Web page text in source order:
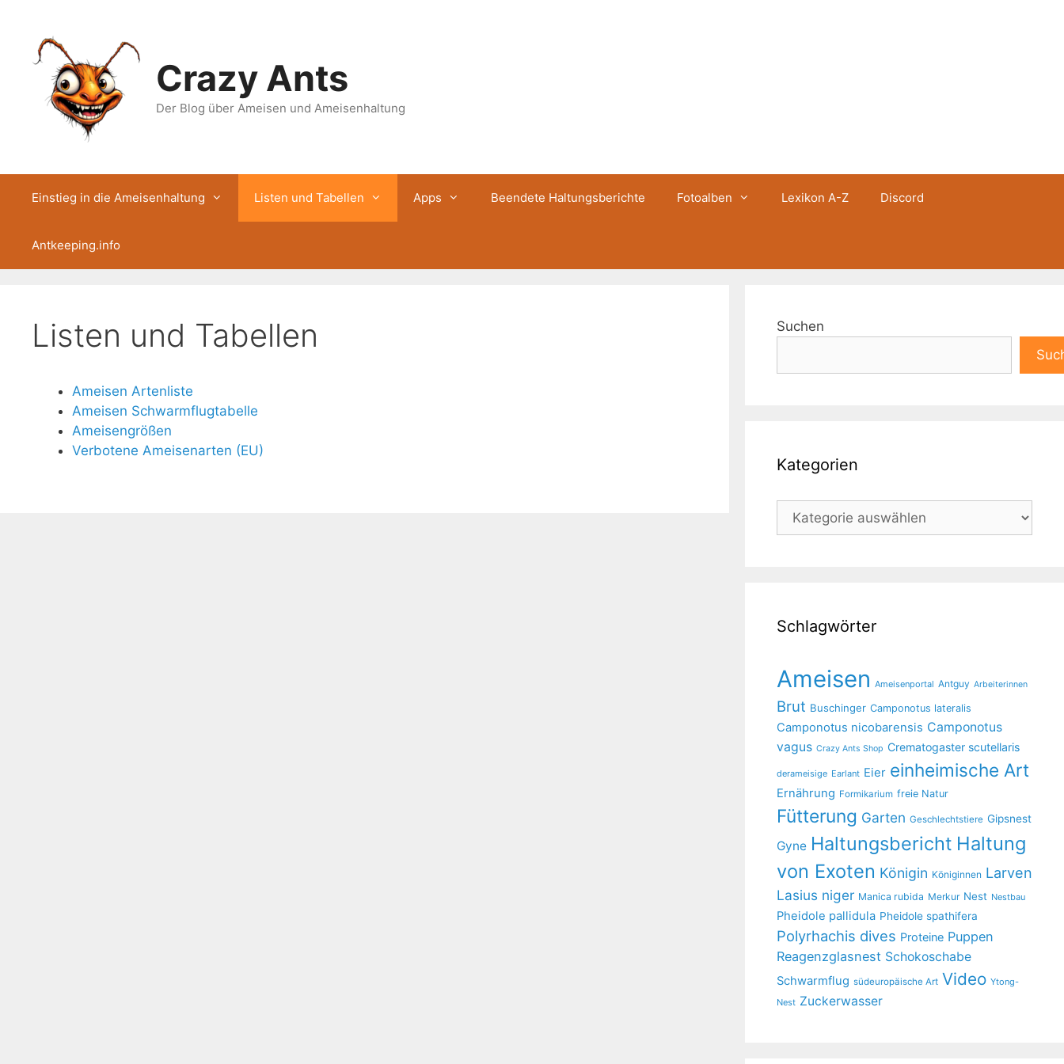
springen
Crazy Ants
Der Blog über Ameisen und Ameisenhaltung
Einstieg in die Ameisenhaltung Listen und Tabellen Apps Beendete Haltungsberichte Fotoalben Lexikon A-Z Discord
Antkeeping.info
Listen und Tabellen
Ameisen Artenliste
Ameisen Schwarmflugtabelle
Ameisengrößen
Verbotene Ameisenarten (EU)
Suchen
Kategorien
Kategorien
Schlagwörter
Ameisen Ameisenportal Antguy Arbeiterinnen
Brut Buschinger Camponotus lateralis
Camponotus nicobarensis Camponotus
vagus Crazy Ants Shop Crematogaster scutellaris
derameisige Earlant Eier einheimische Art
Ernährung Formikarium freie Natur
Fütterung Garten Geschlechtstiere Gipsnest
Gyne Haltungsbericht Haltung
von Exoten Königin Königinnen Larven
Lasius niger Manica rubida Merkur Nest Nestbau
Pheidole pallidula Pheidole spathifera
Polyrhachis dives Proteine Puppen
Reagenzglasnest Schokoschabe
Schwarmflug südeuropäische Art Video Ytong-
Nest Zuckerwasser